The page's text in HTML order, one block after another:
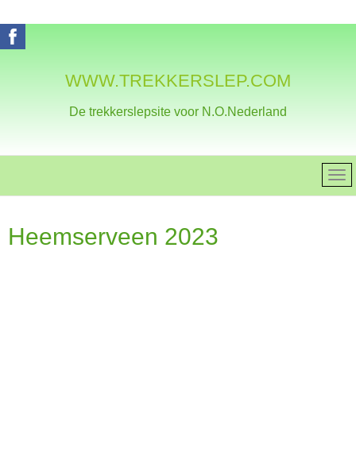
WWW.TREKKERSLEP.COM
De trekkerslepsite voor N.O.Nederland
Heemserveen 2023